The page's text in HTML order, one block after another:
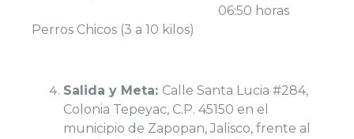
06:50 horas
Perros Chicos (3 a 10 kilos)
Salida y Meta: Calle Santa Lucia #284,
Colonia Tepeyac, C.P. 45150 en el
municipio de Zapopan, Jalisco, frente al